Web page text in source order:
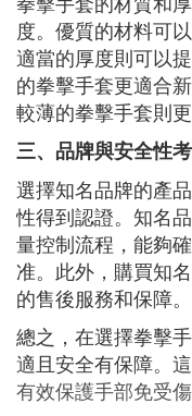
度。優質的材料可
適當的厚度則可以
的拳擊手套更適合
較薄的拳擊手套則
三、品牌與安全性
選擇知名品牌的產
性得到認證。知名
量控制流程，能夠
准。此外，購買知
的售後服務和保障。
總之，在選擇拳擊
適且安全有保障。
有效保護手部免受傷